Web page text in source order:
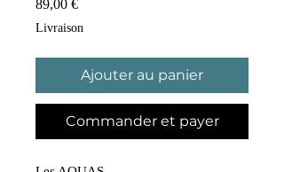
89,00 €Prix
Livraison
Ajouter au panier
Commander et payer